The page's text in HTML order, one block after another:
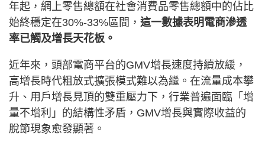
年起，網上零售總額在社會消費品零售總額中的佔比
始終穩定在30%-33%區間， 這一數據表明電商滲透
率已觸及增長天花板。
近年來，頭部電商平台的GMV增長速度持續放緩，
高增長時代粗放式擴張模式難以為繼。在流量成本攀
升、用戶增長見頂的雙重壓力下，行業普遍面臨「增
量不增利」的結構性矛盾，GMV增長與實際收益的
脫節現象愈發顯著。